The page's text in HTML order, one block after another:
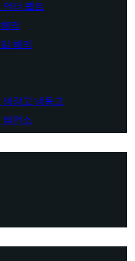
언더 퀼트
먹
해먹
냉장고 냉동고
발전소